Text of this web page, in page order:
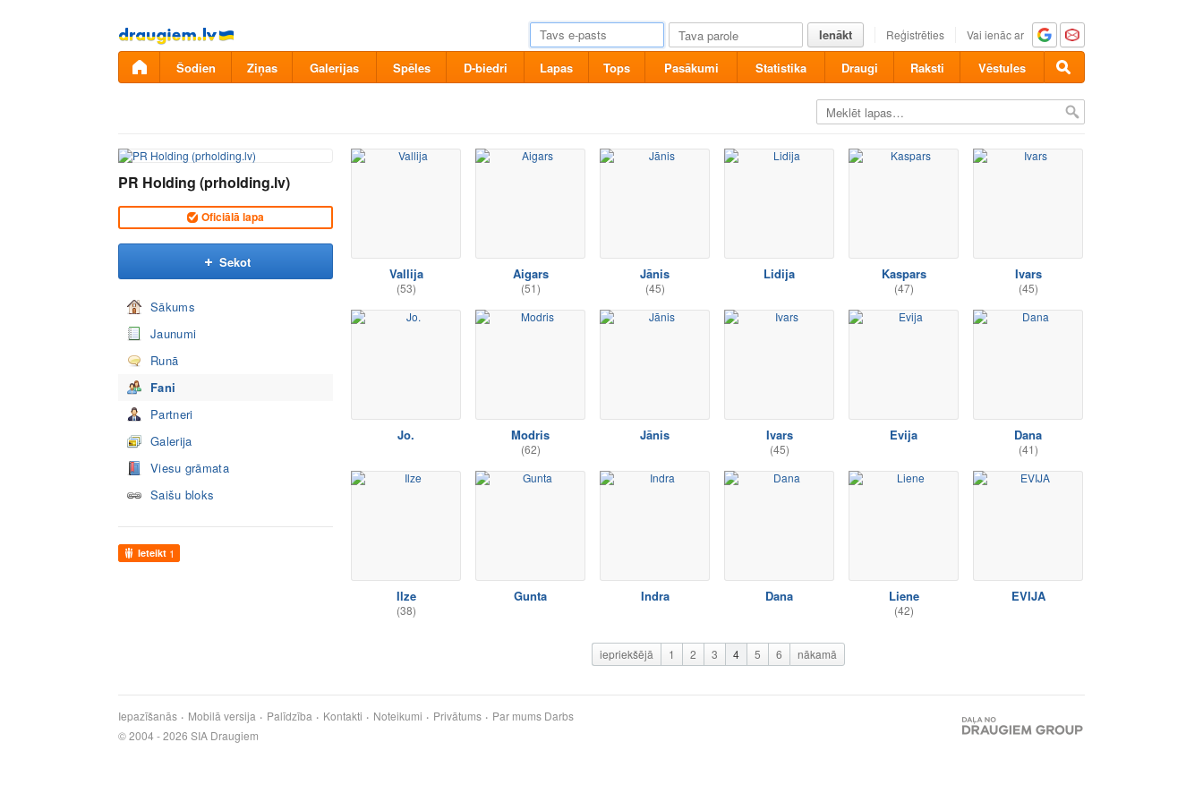
Pāriet
uz
saturu
Ienākt Reģistrēties Vai ienāc ar
Šodien Ziņas Galerijas Spēles D-biedri Lapas Tops Pasākumi Statistika Draugi Raksti Vēstules
PR Holding (prholding.lv)
Oficiālā lapa
Sekot
Sākums
Jaunumi
Runā
Fani
Partneri
Galerija
Viesu grāmata
Saišu bloks
Ieteikt 1
Vallija
(53)
Aigars
(51)
Jānis
(45)
Lidija Kaspars
(47)
Ivars
(45)
Jo. Modris
(62)
Jānis Ivars
(45)
Evija Dana
(41)
Ilze
(38)
Gunta Indra Dana Liene
(42)
EVIJA
iepriekšējā 1 2 3 4 5 6 nākamā
Iepazīšanās Mobilā versija Palīdzība Kontakti Noteikumi Privātums Par mums Darbs
© 2004 - 2026 SIA Draugiem